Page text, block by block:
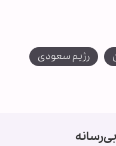
رژیم سعودی